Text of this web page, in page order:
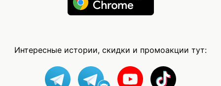
Интересные истории, скидки и промоакции тут: